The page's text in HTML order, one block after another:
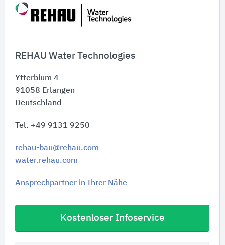
REHAU Water Technologies
Ytterbium 4
91058 Erlangen
Deutschland
Tel. +49 9131 9250
rehau-bau@rehau.com
water.rehau.com
Ansprechpartner in Ihrer Nähe
Kostenloser Infoservice